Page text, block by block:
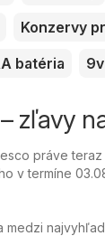
Konzervy
batéria
zľavy
práve
v termíne